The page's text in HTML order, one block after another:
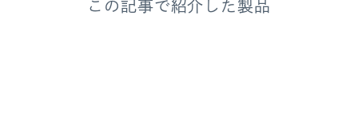
この記事で紹介した製品